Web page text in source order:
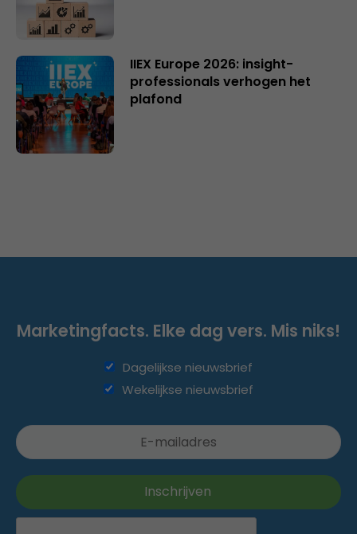
IIEX Europe 2026: insight-
professionals verhogen het
plafond
Marketingfacts. Elke dag vers. Mis niks!
Dagelijkse nieuwsbrief
Wekelijkse nieuwsbrief